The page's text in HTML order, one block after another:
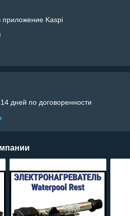
приложение Kaspi
дней по договоренности